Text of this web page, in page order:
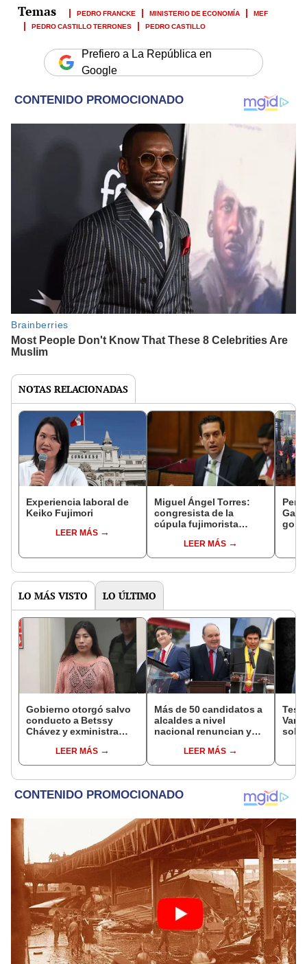
PEDRO FRANCKE MINISTERIO DE ECONOMÍA
MEF
PEDRO CASTILLO TERRONES
PEDRO CASTILLO
Prefiero a La República en
Google
NOTAS RELACIONADAS
Experiencia laboral de
Keiko Fujimori
LEER MÁS
Miguel Ángel Torres:
congresista de la
cúpula fujimorista
del SenadoLEER MÁS
LO MÁS VISTO LO ÚLTIMO
Gobierno otorgó salvo
conducto a Betssy
Chávez y exministra
madrugadaLEER MÁS
Más de 50 candidatos a
alcaldes a nivel
nacional renuncian y
encubiertaLEER MÁS